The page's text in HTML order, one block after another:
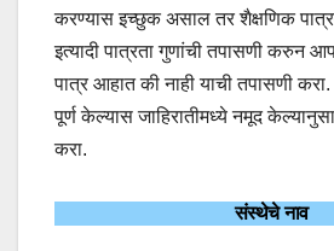
करण्यास इच्छुक असाल तर शैक्षणिक
इत्यादी पात्रता गुणांची तपासणी करुन
पात्र आहात की नाही याची तपासणी
पूर्ण केल्यास जाहिरातीमध्ये नमूद
करा.
संस्थेचे नाव